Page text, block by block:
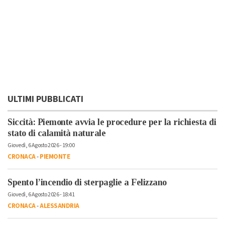
ULTIMI PUBBLICATI
Siccità: Piemonte avvia le procedure per la richiesta di
stato di calamità naturale
Giovedì, 6 Agosto 2026 - 19:00
CRONACA-PIEMONTE
Spento l’incendio di sterpaglie a Felizzano
Giovedì, 6 Agosto 2026 - 18:41
CRONACA-ALESSANDRIA